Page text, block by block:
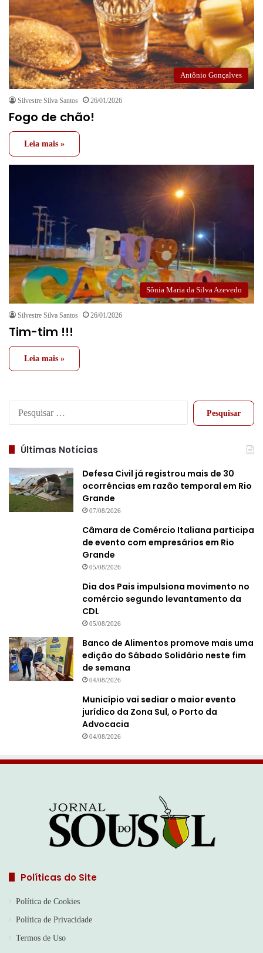
Antônio Gonçalves
Silvestre Silva Santos 26/01/2026
Fogo de chão!
Leia mais »
Sônia Maria da Silva Azevedo
Silvestre Silva Santos 26/01/2026
Tim-tim !!!
Leia mais »
Pesquisar
Últimas Notícias
Defesa Civil já registrou mais de 30
ocorrências em razão temporal em Rio
Grande
07/08/2026
Câmara de Comércio Italiana participa
de evento com empresários em Rio
Grande
05/08/2026
Dia dos Pais impulsiona movimento no
comércio segundo levantamento da
CDL
05/08/2026
Banco de Alimentos promove mais uma
edição do Sábado Solidário neste fim
de semana
04/08/2026
Município vai sediar o maior evento
jurídico da Zona Sul, o Porto da
Advocacia
04/08/2026
Políticas do Site
Política de Cookies
Política de Privacidade
Termos de Uso